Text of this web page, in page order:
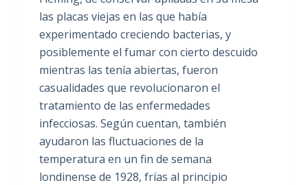
las placas viejas en las que había
experimentado creciendo bacterias, y
posiblemente el fumar con cierto descuido
mientras las tenía abiertas, fueron
casualidades que revolucionaron el
tratamiento de las enfermedades
infecciosas. Según cuentan, también
ayudaron las fluctuaciones de la
temperatura en un fin de semana
londinense de 1928, frías al principio